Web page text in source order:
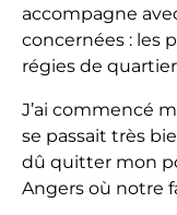
accompagne
concernées : les
régies de
J’ai commencé
se passait très
dû quitter mon
Angers où notre